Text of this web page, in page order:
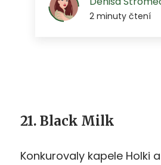
21. Black Milk
Konkurovaly kapele Holki